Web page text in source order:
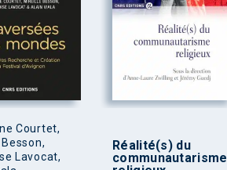
Courtet,
Lavocat,
Réalité(s) du
communautarisme